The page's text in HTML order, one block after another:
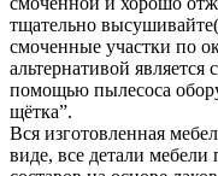
тщательно
смоченные участки по
альтернативой является
помощью пылесоса
щётка”.
Вся изготовленная
виде, все детали мебели